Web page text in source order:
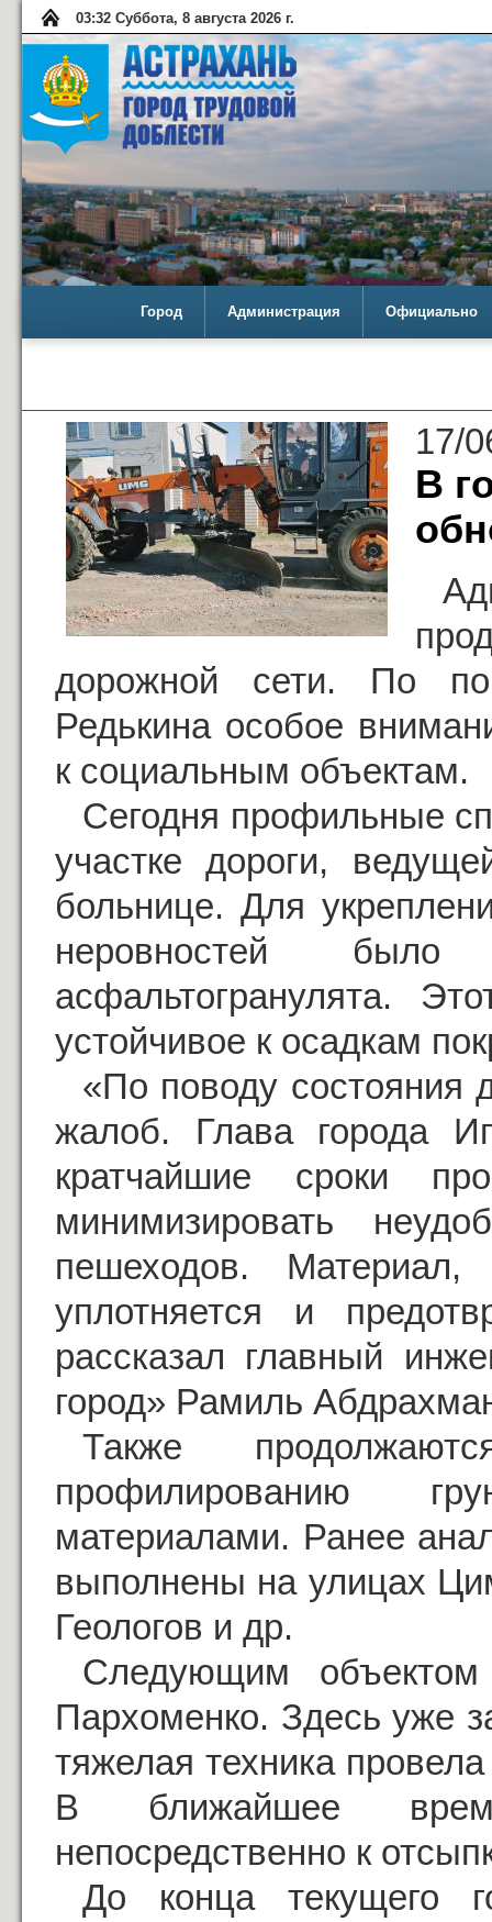
03:32 Суббота, 8 августа 2026 г.
Город Администрация Официально
17/
В
дорожной сети. По
Редькина особое
к социальным объектам.
Сегодня профильные
участке дороги,
больнице. Для
неровностей
асфальтогранулята.
устойчивое к осадкам
«По поводу состояния
жалоб. Глава города
кратчайшие сроки
минимизировать
пешеходов.
уплотняется и
рассказал главный
город» Рамиль
Также
профилированию
материалами. Ранее
выполнены на улицах
Геологов и др.
Следующим
Пархоменко. Здесь уже
тяжелая техника
В ближайшее
непосредственно к
До конца текущего